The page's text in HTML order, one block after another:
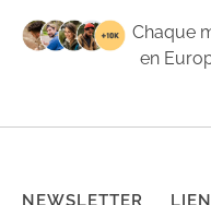
Chaque
en
NEWSLETTER